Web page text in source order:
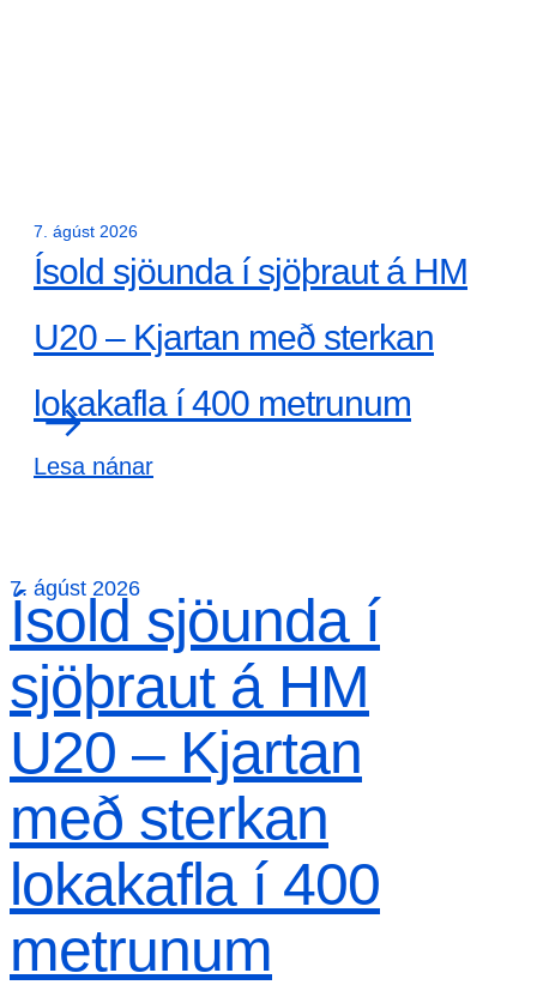
7. ágúst 2026
Ísold sjöunda í sjöþraut á HM
U20 – Kjartan með sterkan
lokakafla í 400 metrunum
Lesa nánar
7. ágúst 2026
Ísold sjöunda í
sjöþraut á HM
U20 – Kjartan
með sterkan
lokakafla í 400
metrunum